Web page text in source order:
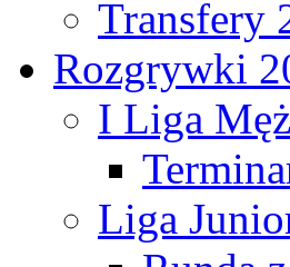
Transfery
Rozgrywki
I Liga
Liga